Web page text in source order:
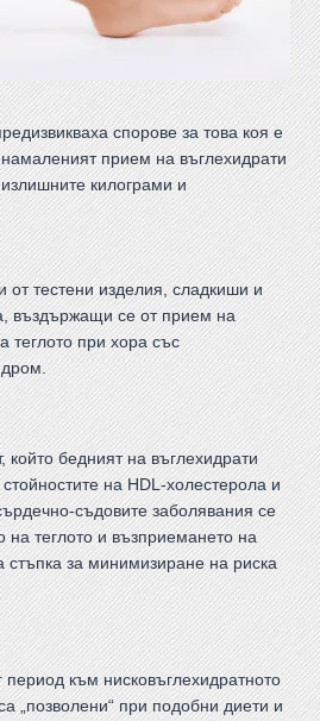
спорове за това коя е
прием на въглехидрати
килограми и
от тестени изделия, сладкиши и
въздържащи се от прием на
теглото при хора със
бедният на въглехидрати
на HDL-холестерола и
съдовите заболявания се
на теглото и възприемането на
стъпка за минимизиране на риска
към нисковъглехидратното
„позволени“ при подобни диети и